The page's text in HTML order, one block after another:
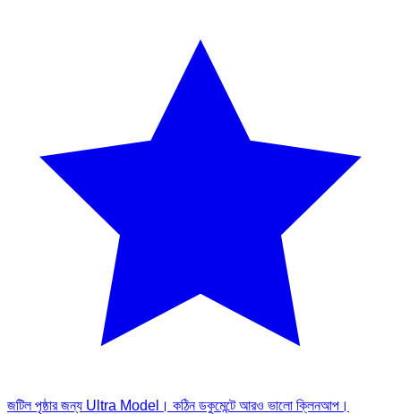
জটিল পৃষ্ঠার জন্য Ultra Model। কঠিন ডকুমেন্টে আরও ভালো ক্লিনআপ।